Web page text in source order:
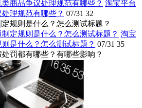
淘宝平台
理规范有哪些？ 07/31 32
规则是什么？怎么测试标题？
淘宝
是什么？怎么测试标题？ 07/31 35
处罚都有哪些？有哪些影响？